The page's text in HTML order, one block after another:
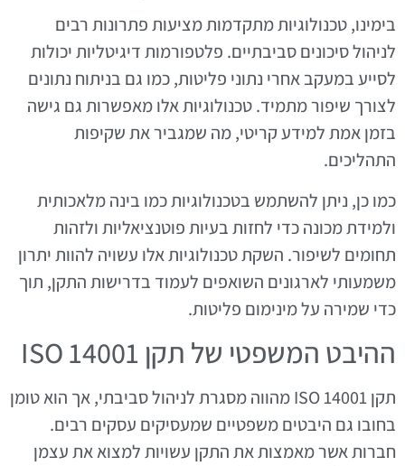
בימינו, טכנולוגיות מתקדמות מציעות פתרונות רבים
לניהול סיכונים סביבתיים. פלטפורמות דיגיטליות יכולות
לסייע במעקב אחרי נתוני פליטות, כמו גם בניתוח נתונים
לצורך שיפור מתמיד. טכנולוגיות אלו מאפשרות גם גישה
בזמן אמת למידע קריטי, מה שמגביר את שקיפות
התהליכים.
כמו כן, ניתן להשתמש בטכנולוגיות כמו בינה מלאכותית
ולמידת מכונה כדי לחזות בעיות פוטנציאליות ולזהות
תחומים לשיפור. השקת טכנולוגיות אלו עשויה להוות יתרון
משמעותי לארגונים השואפים לעמוד בדרישות התקן, תוך
כדי שמירה על מינימום פליטות.
ההיבט המשפטי של תקן ISO 14001
תקן ISO 14001 מהווה מסגרת לניהול סביבתי, אך הוא טומן
בחובו גם היבטים משפטיים שמעסיקים עסקים רבים.
חברות אשר מאמצות את התקן עשויות למצוא את עצמן